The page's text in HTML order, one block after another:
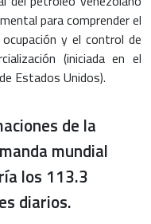
para comprender el
y el control de
(iniciada en el
Estados Unidos).
de la
mundial
los 113.3
diarios.